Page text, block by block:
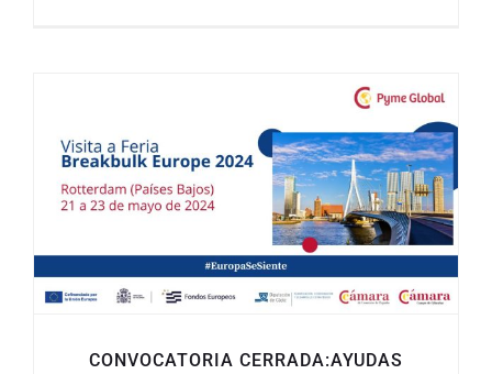
CONVOCATORIA CERRADA:AYUDAS